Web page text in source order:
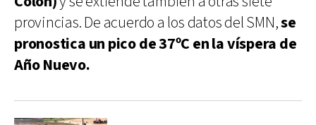
provincias. De acuerdo a los datos del SMN,se
pronostica un pico de 37ºC en la víspera de
Año Nuevo.